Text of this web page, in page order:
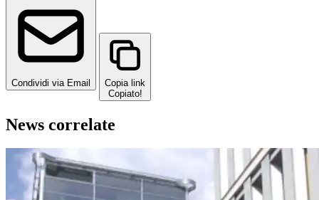
Condividi via Email
Copia link
Copiato!
News correlate